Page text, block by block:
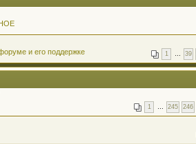
1 … 39
и его поддержке
1 … 245 246